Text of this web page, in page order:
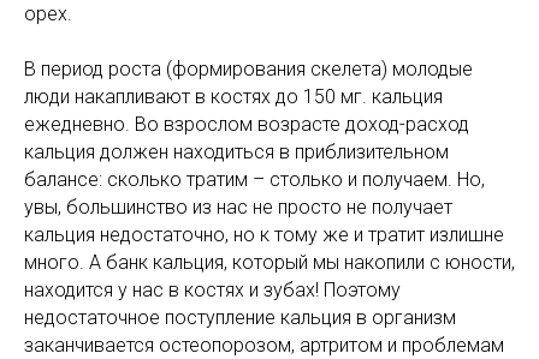
орех.
В период роста (формирования скелета) молодые
люди накапливают в костях до 150 мг. кальция
ежедневно. Во взрослом возрасте доход-расход
кальция должен находиться в приблизительном
балансе: сколько тратим – столько и получаем. Но,
увы, большинство из нас не просто не получает
кальция недостаточно, но к тому же и тратит излишне
много. А банк кальция, который мы накопили с юности,
находится у нас в костях и зубах! Поэтому
недостаточное поступление кальция в организм
заканчивается остеопорозом, артритом и проблемам